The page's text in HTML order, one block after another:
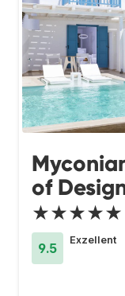
of
★★★★★
9.5
Exzellent